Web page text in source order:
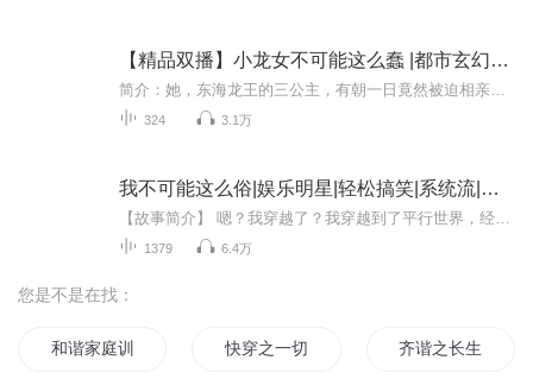
【精品双播】小龙女不可能这么蠢 |都市玄幻甜宠
324 3.1万
我不可能这么俗|娱乐明星|轻松搞笑|系统流|升级流
1379 6.4万
您是不是在找：
和谐家庭训练营 快穿之一切为了大和谐 齐谐之长生诀